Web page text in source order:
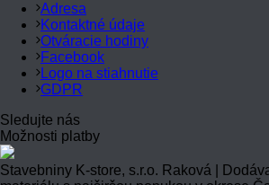
Adresa
Kontaktné údaje
Otváracie hodiny
Facebook
Logo na stiahnutie
GDPR
Sledujte nás
Možnosti platby
Stavebniny K-store, s.r.o. Raková |